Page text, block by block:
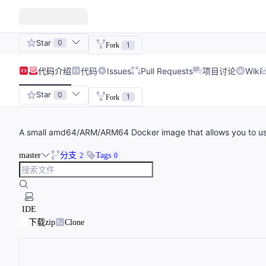
Star 0 Fork 1
代码介绍 代码 Issues Pull Requests 项目讨论 Wiki
Star 0 Fork 1
A small amd64/ARM/ARM64 Docker image that allows you to
master 分支 2 Tags 0
IDE
下载zip
Clone